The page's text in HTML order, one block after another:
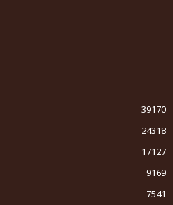
39170
24318
17127
9169
7541